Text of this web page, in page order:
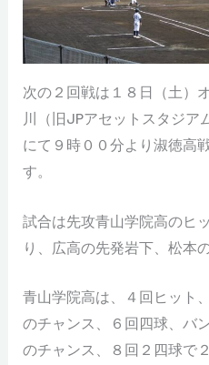
次の２回戦は１８日（土）
川（旧JPアセットスタジア
にて９時００分より淑徳高
す。
試合は先攻青山学院高のヒ
り、広高の先発岩下、松本
青山学院高は、４回ヒット
のチャンス、６回四球、バ
のチャンス、８回２四球で